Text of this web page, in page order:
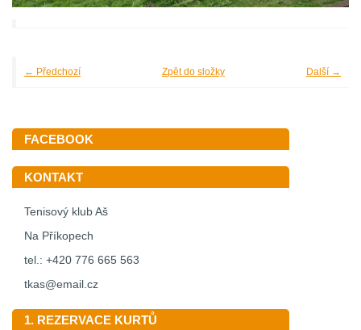
← Předchozí Další →
Zpět do složky
FACEBOOK
KONTAKT
Tenisový klub Aš
Na Příkopech
tel.: +420 776 665 563
tkas@email.cz
1. REZERVACE KURTŮ